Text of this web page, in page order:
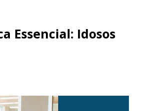
Essencial: Idosos